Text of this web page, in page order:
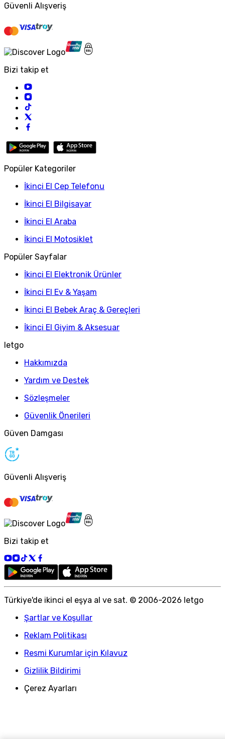
Güvenli Alışveriş
Bizi takip et
Popüler Kategoriler
İkinci El Cep Telefonu
İkinci El Bilgisayar
İkinci El Araba
İkinci El Motosiklet
Popüler Sayfalar
İkinci El Elektronik Ürünler
İkinci El Ev & Yaşam
İkinci El Bebek Araç & Gereçleri
İkinci El Giyim & Aksesuar
letgo
Hakkımızda
Yardım ve Destek
Sözleşmeler
Güvenlik Önerileri
Güven Damgası
Güvenli Alışveriş
Bizi takip et
Türkiye'de ikinci el eşya al ve sat. © 2006-2026 letgo
Şartlar ve Koşullar
Reklam Politikası
Resmi Kurumlar için Kılavuz
Gizlilik Bildirimi
Çerez Ayarları